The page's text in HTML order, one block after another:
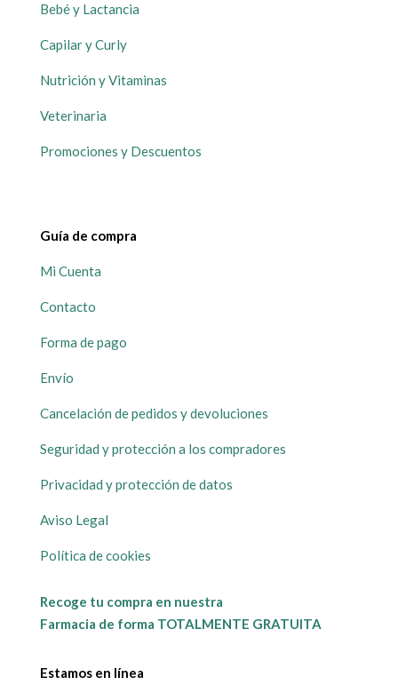
Bebé y Lactancia
Capilar y Curly
Nutrición y Vitaminas
Veterinaria
Promociones y Descuentos
Guía de compra
Mi Cuenta
Contacto
Forma de pago
Envío
Cancelación de pedidos y devoluciones
Seguridad y protección a los compradores
Privacidad y protección de datos
Aviso Legal
Política de cookies
Recoge tu compra en nuestra
Farmacia de forma TOTALMENTE GRATUITA
Estamos en línea